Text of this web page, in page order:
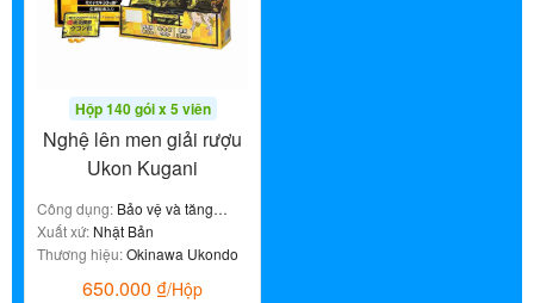
Hộp 140 gói x 5 viên
Nghệ lên men giải rượu
Ukon Kugani
Công dụng: Bảo vệ và tăng
cường chức năng gan
Xuất xứ: Nhật Bản
Thương hiệu:Okinawa Ukondo
650.000 ₫/Hộp